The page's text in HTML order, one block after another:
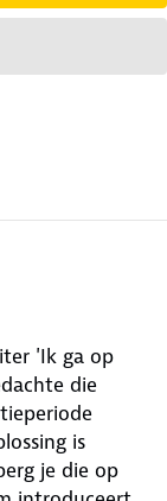
'Ik ga op
die
is
je die op